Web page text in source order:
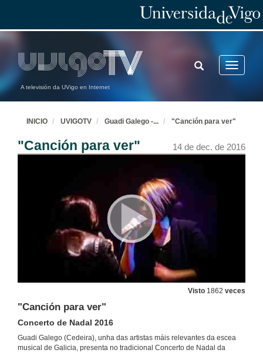
A televisión da UVigo en Internet
Toggle
TOGGLE
SEARCH
INICIO UVIGOTV Guadi Galego -... "Canción para ver"
"Canción para ver" 14 de dec. de 2016
Visto 1862 veces
"Canción para ver"
Concerto de Nadal 2016
Guadi Galego (Cedeira), unha das artistas máis relevantes da escea
musical de Galicia, presenta no tradicional Concerto de Nadal da
Guadi Galego. O mundo está parado
Concerto Completo
14 de dec. de 2016
Poema de Anxo Angueira
Concerto de Nadal 2016
14 de dec. de 2016
Concerto de Nadal 2016